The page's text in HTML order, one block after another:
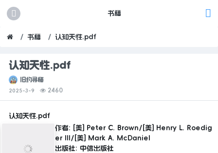
书籍
书籍 认知天性.pdf
认知天性.pdf
旧约寻梅
2025-3-9 2460
认知天性.pdf
作者: [美] Peter C. Brown/[美] Henry L. Roedig
er III/[美] Mark A. McDaniel
出版社: 中信出版社